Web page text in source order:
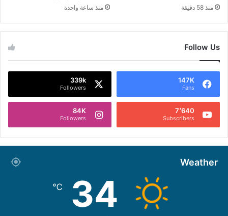
منذ 58 دقيقة منذ ساعة واحدة
Follow Us
147K
Fans
339k
Followers
7٬640
Subscribers
84K
Followers
Weather
34
℃